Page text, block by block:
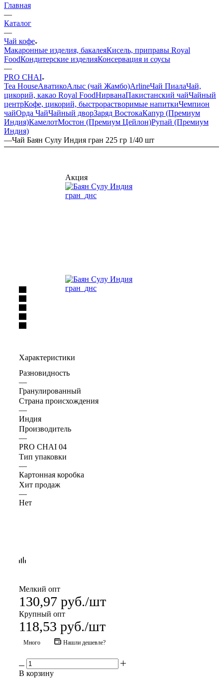
Главная
—
Каталог
—
Чай кофе
Макаронные изделия, бакалеяКисель, приправы Royal
FoodКондитерские изделияКонсервация и соусы
—
PRO CHAI
Tea HouseАватикоАлыс (чай Жамбо)ArlineЧай ПиалаЧай,
цикорий, какао Royal FoodНирванаПакистанский чайЧайный
центрКофе, цикорий, быстрорастворимые напиткиЧемпион
чайОрда ЧайЧайный дворЗаряд ВостокаКапур (Премиум
Индия)КамелотМостон (Премиум Цейлон)Рупай (Премиум
Индия)
—Чай Баян Сулу Индия гран 225 гр 1/40 шт
Акция
Характеристики
Разновидность
—
Гранулированный
Страна происхождения
—
Индия
Производитель
—
PRO CHAI 04
Тип упаковки
—
Картонная коробка
Хит продаж
—
Нет
Мелкий опт
130,97 руб./шт
Крупный опт
118,53 руб./шт
Много Нашли дешевле?
В корзину